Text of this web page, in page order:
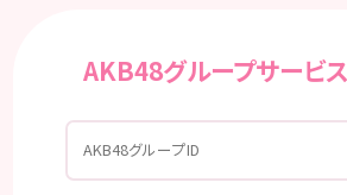
AKB48グループサービ